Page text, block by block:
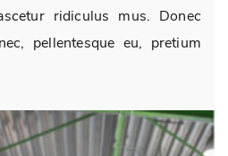
ridiculus mus. Donec
pellentesque eu, pretium